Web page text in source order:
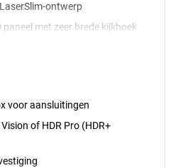
ontwerp
met zeer brede kijkhoek
voor aansluitingen
Vision of HDR Pro (HDR+